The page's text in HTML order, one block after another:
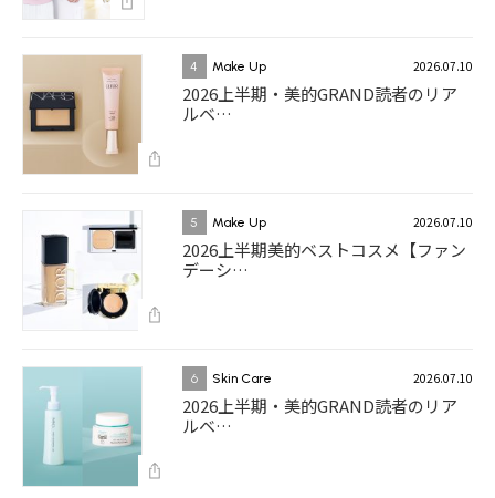
4 Make Up 2026.07.10
2026上半期・美的GRAND読者のリア
ルベ…
5 Make Up 2026.07.10
2026上半期美的ベストコスメ【ファン
デーシ…
6 Skin Care 2026.07.10
2026上半期・美的GRAND読者のリア
ルベ…